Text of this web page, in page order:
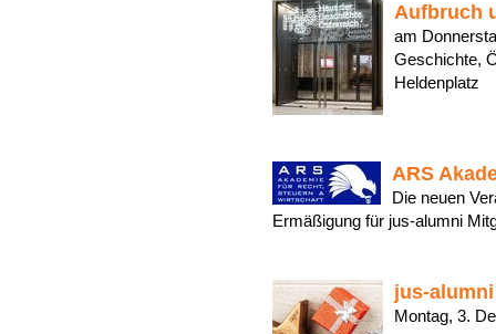
Aufbruch
am
Geschichte,
Heldenplatz
ARS
Die neuen
Ermäßigung für jus-alumni
jus-
Montag, 3.